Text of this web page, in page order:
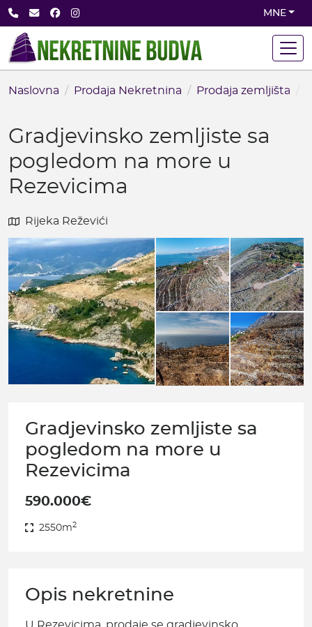
Skip
to
main
content
+382 68 891 710
office@nekretninebudva.com
FacebookInstagram MNE
Naslovna Prodaja Nekretnina Prodaja zemljišta
Gradjevinsko zemljiste sa
pogledom na more u
Rezevicima
Rijeka Reževići
Gradjevinsko zemljiste sa
pogledom na more u
Rezevicima
590.000€
2550m2
Opis nekretnine